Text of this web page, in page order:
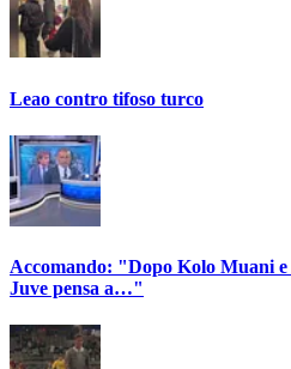
Leao contro tifoso turco
Accomando: "Dopo Kolo Muani
Juve pensa a…"